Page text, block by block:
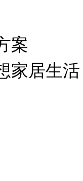
案
家居生活